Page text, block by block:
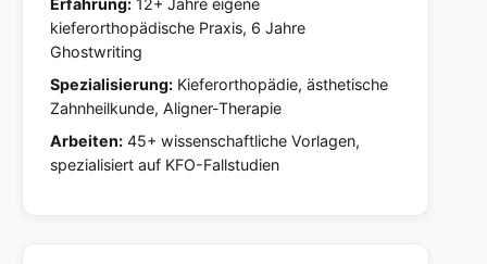
kieferorthopädische Praxis, 6 Jahre
Ghostwriting
Spezialisierung: Kieferorthopädie, ästhetische
Zahnheilkunde, Aligner-Therapie
Arbeiten: 45+ wissenschaftliche Vorlagen,
spezialisiert auf KFO-Fallstudien